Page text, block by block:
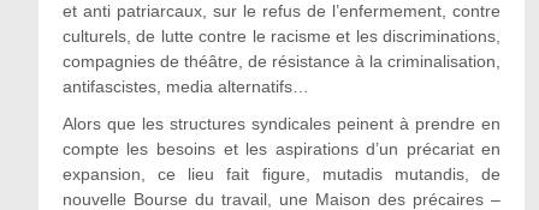
et anti patriarcaux, sur le refus de l’enfermement, contre
culturels, de lutte contre le racisme et les discriminations,
compagnies de théâtre, de résistance à la criminalisation,
antifascistes, media alternatifs…
Alors que les structures syndicales peinent à prendre en
compte les besoins et les aspirations d’un précariat en
expansion, ce lieu fait figure, mutadis mutandis, de
nouvelle Bourse du travail, une Maison des précaires –